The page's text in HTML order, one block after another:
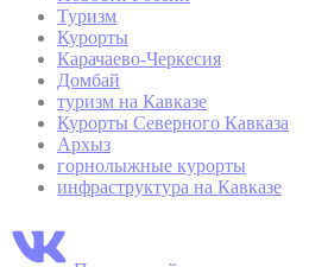
Туризм
Курорты
Карачаево-Черкесия
Домбай
туризм на Кавказе
Курорты Северного Кавказа
Архыз
горнолыжные курорты
инфраструктура на Кавказе